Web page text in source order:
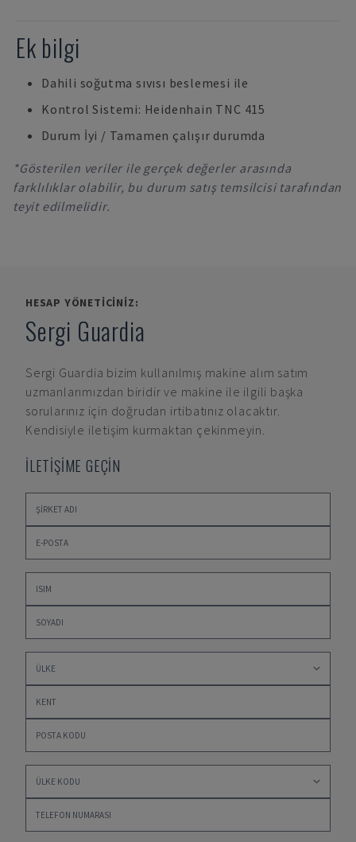
Ek bilgi
Dahili soğutma sıvısı beslemesi ile
Kontrol Sistemi: Heidenhain TNC 415
Durum İyi / Tamamen çalışır durumda
*Gösterilen veriler ile gerçek değerler arasında
farklılıklar olabilir, bu durum satış temsilcisi tarafından
teyit edilmelidir.
HESAP YÖNETICINIZ:
Sergi Guardia
Sergi Guardia bizim kullanılmış makine alım satım
uzmanlarımızdan biridir ve makine ile ilgili başka
sorularınız için doğrudan irtibatınız olacaktır.
Kendisiyle iletişim kurmaktan çekinmeyin.
İLETİŞİME GEÇİN